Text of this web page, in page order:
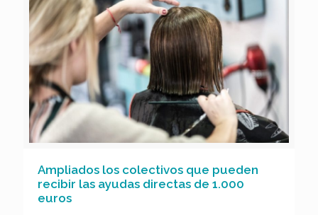
Ampliados los colectivos que pueden
recibir las ayudas directas de 1.000
euros